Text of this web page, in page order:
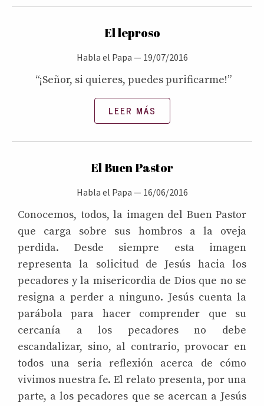
El leproso
Habla el Papa — 19/07/2016
“¡Señor, si quieres, puedes purificarme!”
LEER MÁS
El Buen Pastor
Habla el Papa — 16/06/2016
Conocemos, todos, la imagen del Buen Pastor
que carga sobre sus hombros a la oveja
perdida. Desde siempre esta imagen
representa la solicitud de Jesús hacia los
pecadores y la misericordia de Dios que no se
resigna a perder a ninguno. Jesús cuenta la
parábola para hacer comprender que su
cercanía a los pecadores no debe
escandalizar, sino, al contrario, provocar en
todos una seria reflexión acerca de cómo
vivimos nuestra fe. El relato presenta, por una
parte, a los pecadores que se acercan a Jesús